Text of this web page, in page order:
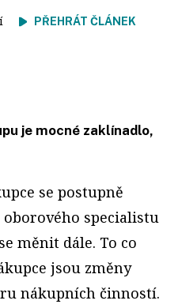
PŘEHRÁT ČLÁNEK
je mocné zaklínadlo,
se postupně
specialistu
měnit dále. To co
jsou změny
nákupních činností.